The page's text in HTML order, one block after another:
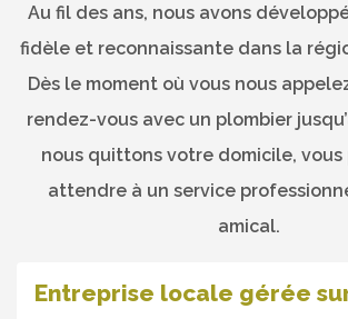
Au fil des ans, nous avons
fidèle et reconnaissante dans la
Dès le moment où vous nous
rendez-vous avec un plombier
nous quittons votre domicile, vous
attendre à un service
amical.
Entreprise locale gérée